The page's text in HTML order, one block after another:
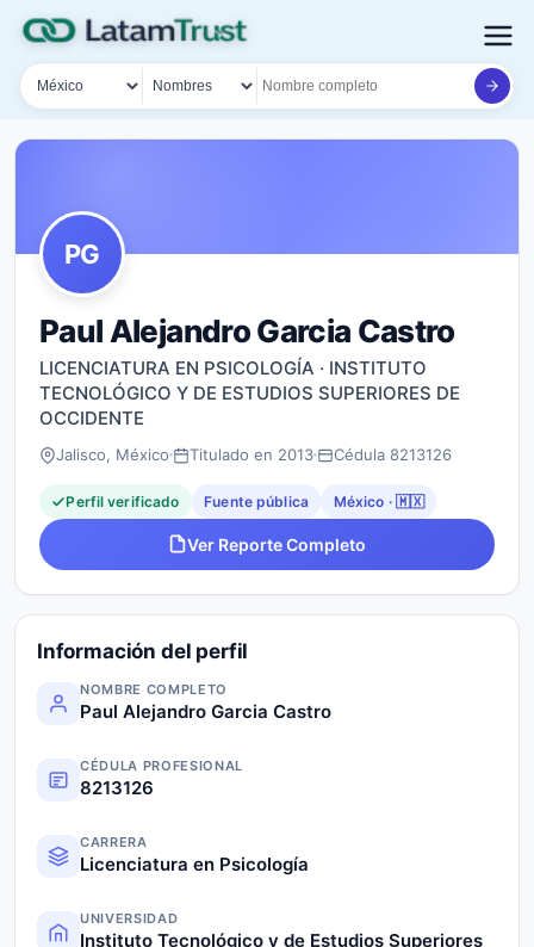
País
Tipo de búsqueda
Nombre o documento
PG
Paul Alejandro Garcia Castro
LICENCIATURA EN PSICOLOGÍA · INSTITUTO
TECNOLÓGICO Y DE ESTUDIOS SUPERIORES DE
OCCIDENTE
Jalisco, México Titulado en 2013 Cédula 8213126
Perfil verificado Fuente pública México · 🇲🇽
Ver Reporte Completo
Información del perfil
NOMBRE COMPLETO
Paul Alejandro Garcia Castro
CÉDULA PROFESIONAL
8213126
CARRERA
Licenciatura en Psicología
UNIVERSIDAD
Instituto Tecnológico y de Estudios Superiores